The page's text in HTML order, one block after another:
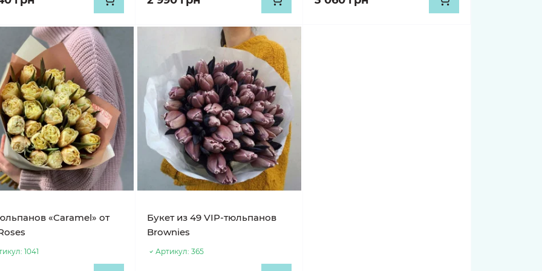
«Caramel» от
1041
Букет из 49 VIP-тюльпанов
Brownies
Артикул: 365